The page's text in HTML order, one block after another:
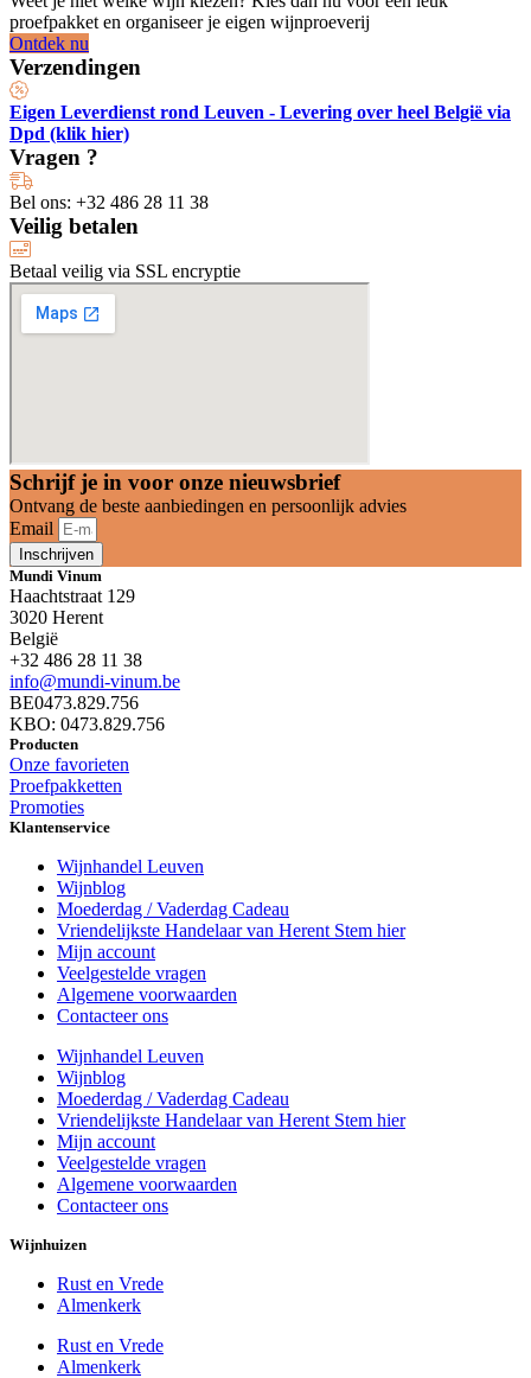
proefpakket en organiseer je eigen wijnproeverij
Ontdek nu
Verzendingen
Eigen Leverdienst rond Leuven - Levering over heel België via
Dpd (klik hier)
Vragen ?
Bel ons​: +32 486 28 11 38
Veilig betalen
Betaal veilig via SSL encryptie
Schrijf je in voor onze nieuwsbrief
Ontvang de beste aanbiedingen en persoonlijk advies
Email
Inschrijven
Mundi Vinum
Haachtstraat 129
3020 Herent
België
+32 486 28 11 38
info@mundi-vinum.be
BE0473.829.756
KBO: 0473.829.756
Producten
Onze favorieten
Proefpakketten
Promoties
Klantenservice
Wijnhandel Leuven
Wijnblog
Moederdag / Vaderdag Cadeau
Vriendelijkste Handelaar van Herent Stem hier
Mijn account
Veelgestelde vragen
Algemene voorwaarden
Contacteer ons
Wijnhandel Leuven
Wijnblog
Moederdag / Vaderdag Cadeau
Vriendelijkste Handelaar van Herent Stem hier
Mijn account
Veelgestelde vragen
Algemene voorwaarden
Contacteer ons
Wijnhuizen
Rust en Vrede
Almenkerk
Rust en Vrede
Almenkerk